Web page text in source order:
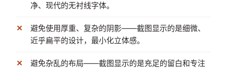
净、现代的无衬线字体。
避免使用厚重、复杂的阴影——截图显示的是细微、
近乎扁平的设计，最小化立体感。
避免杂乱的布局——截图显示的是充足的留白和专注